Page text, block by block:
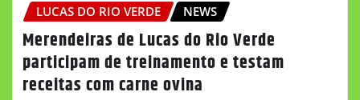
LUCAS DO RIO VERDE NEWS
Merendeiras de Lucas do Rio Verde
participam de treinamento e testam
receitas com carne ovina